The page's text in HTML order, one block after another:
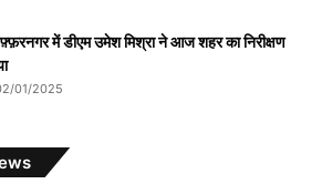
में डीएम उमेश मिश्रा ने आज शहर का निरीक्षण
01/2025